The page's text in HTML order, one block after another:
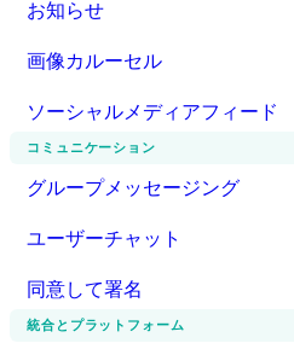
お知らせ
画像カルーセル
ソーシャルメディアフィード
コミュニケーション
グループメッセージング
ユーザーチャット
同意して署名
統合とプラットフォーム